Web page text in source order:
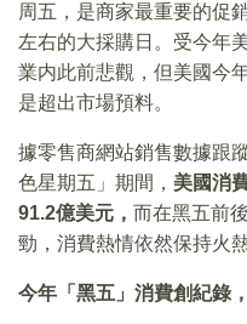
周五，是商家最重要的促
左右的大採購日。受今年
業内此前悲觀，但美國今
是超出市場預料。
據零售商網站銷售數據跟
色星期五」期間， 美國消
91.2億美元， 而在黑五前
勁，消費熱情依然保持火熱
今年「黑五」消費創紀錄